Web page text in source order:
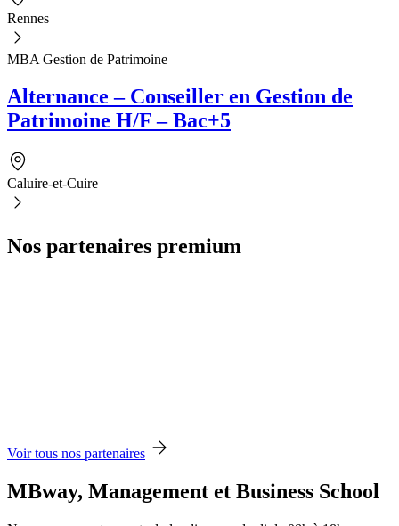
Rennes
MBA Gestion de Patrimoine
Alternance – Conseiller en Gestion de
Patrimoine H/F – Bac+5
Caluire-et-Cuire
Nos partenaires premium
Voir tous nos partenaires
MBway, Management et Business School